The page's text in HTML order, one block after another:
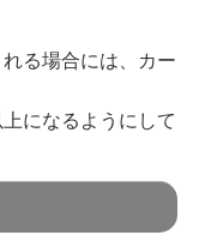
る場合には、カー
になるようにして